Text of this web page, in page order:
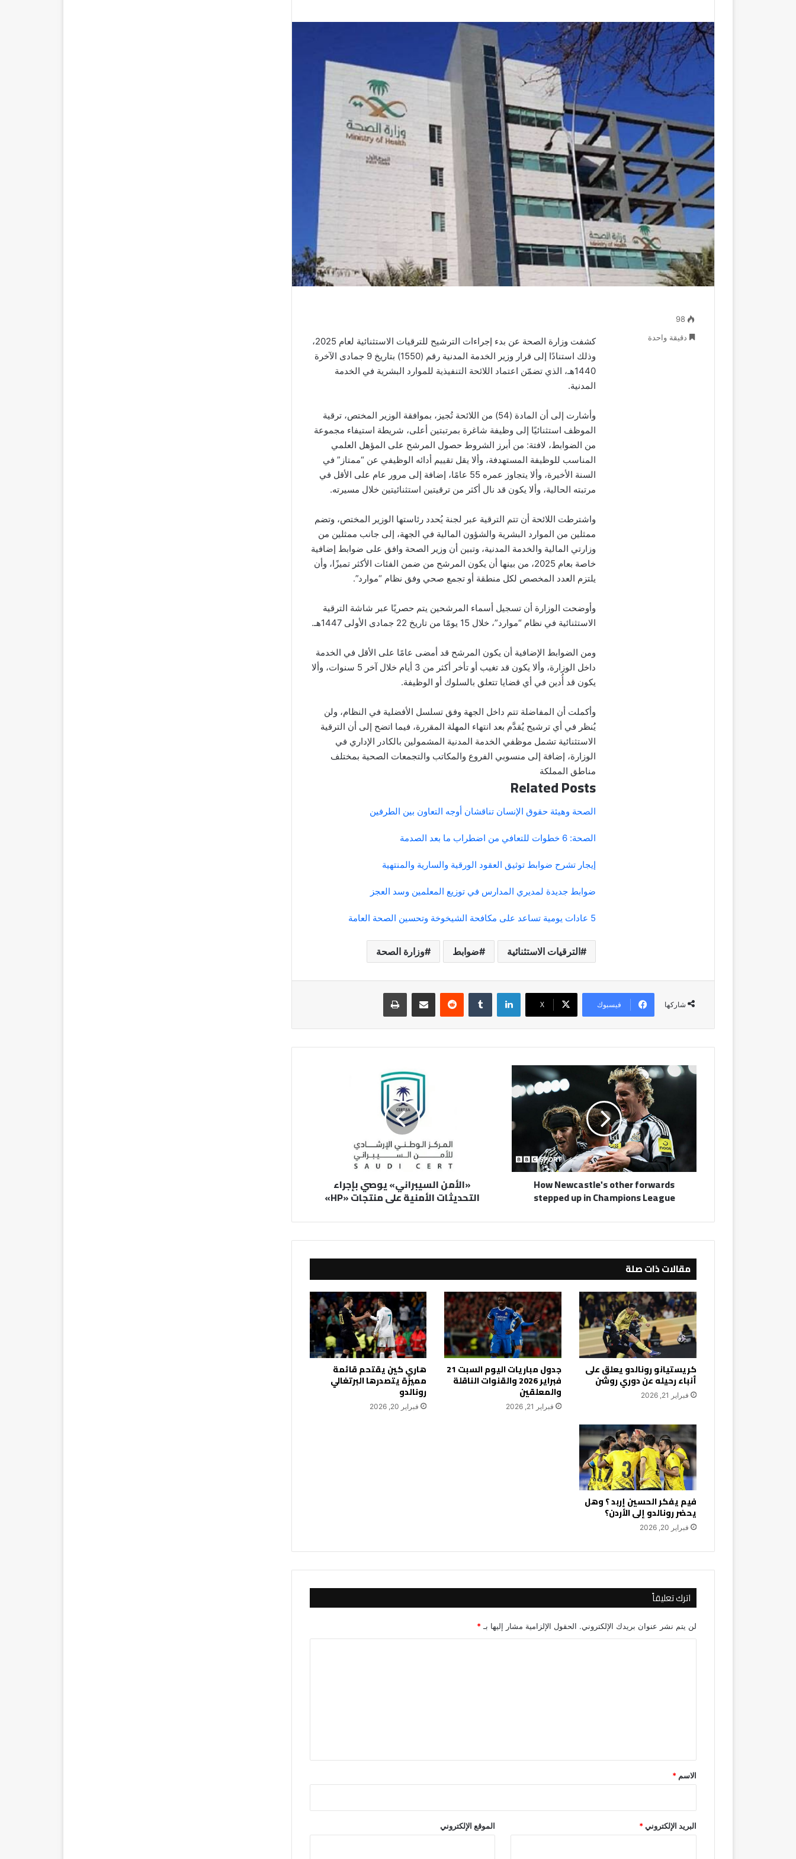
كشفت وزارة الصحة عن بدء إجراءات الترشيح للترقيات الاستثنائية لعام 2025،
وذلك استنادًا إلى قرار وزير الخدمة المدنية رقم (1550) بتاريخ 9 جمادى الآخرة
1440هـ، الذي تضمّن اعتماد اللائحة التنفيذية للموارد البشرية في الخدمة
المدنية.
وأشارت إلى أن المادة (54) من اللائحة تُجيز، بموافقة الوزير المختص، ترقية
الموظف استثنائيًا إلى وظيفة شاغرة بمرتبتين أعلى، شريطة استيفاء مجموعة
من الضوابط، لافتة: من أبرز الشروط حصول المرشح على المؤهل العلمي
المناسب للوظيفة المستهدفة، وألا يقل تقييم أدائه الوظيفي عن “ممتاز” في
السنة الأخيرة، وألا يتجاوز عمره 55 عامًا، إضافة إلى مرور عام على الأقل في
مرتبته الحالية، وألا يكون قد نال أكثر من ترقيتين استثنائيتين خلال مسيرته.
واشترطت اللائحة أن تتم الترقية عبر لجنة يُحدد رئاستها الوزير المختص، وتضم
ممثلين من الموارد البشرية والشؤون المالية في الجهة، إلى جانب ممثلين من
وزارتي المالية والخدمة المدنية، وتبين أن وزير الصحة وافق على ضوابط إضافية
خاصة بعام 2025، من بينها أن يكون المرشح من ضمن الفئات الأكثر تميزًا، وأن
يلتزم العدد المخصص لكل منطقة أو تجمع صحي وفق نظام “موارد”.
وأوضحت الوزارة أن تسجيل أسماء المرشحين يتم حصريًا عبر شاشة الترقية
الاستثنائية في نظام “موارد”، خلال 15 يومًا من تاريخ 22 جمادى الأولى 1447هـ.
ومن الضوابط الإضافية أن يكون المرشح قد أمضى عامًا على الأقل في الخدمة
داخل الوزارة، وألا يكون قد تغيب أو تأخر أكثر من 3 أيام خلال آخر 5 سنوات، وألا
يكون قد أُدين في أي قضايا تتعلق بالسلوك أو الوظيفة.
وأكملت أن المفاضلة تتم داخل الجهة وفق تسلسل الأفضلية في النظام، ولن
يُنظر في أي ترشيح يُقدَّم بعد انتهاء المهلة المقررة، فيما اتضح إلى أن الترقية
الاستثنائية تشمل موظفي الخدمة المدنية المشمولين بالكادر الإداري في
الوزارة، إضافة إلى منسوبي الفروع والمكاتب والتجمعات الصحية بمختلف
مناطق المملكة
Related Posts
الصحة وهيئة حقوق الإنسان تناقشان أوجه التعاون بين الطرفين
الصحة: 6 خطوات للتعافي من اضطراب ما بعد الصدمة
إيجار تشرح ضوابط توثيق العقود الورقية والسارية والمنتهية
ضوابط جديدة لمديري المدارس في توزيع المعلمين وسد العجز
5 عادات يومية تساعد على مكافحة الشيخوخة وتحسين الصحة العامة
الترقيات الاستثنائية ضوابط وزارة الصحة
98
دقيقة واحدة
شاركها فيسبوك ‫X
لينكدإن مشاركة عبر البريد طباعة
How
Newcastle's
Champions
League
How Newcastle's other forwards
stepped up in Champions League
«الأمن السيبراني» يوصي بإجراء
التحديثات الأمنية على منتجات «HP»
مقالات ذات صلة
كريستيانو رونالدو يعلق على
أنباء رحيله عن دوري روشن
فبراير 21, 2026
جدول مباريات اليوم السبت 21
فبراير 2026 والقنوات الناقلة
والمعلقين
فبراير 21, 2026
هاري كين يقتحم قائمة
مميزة يتصدرها البرتغالي
رونالدو
فبراير 20, 2026
فيم يفكر الحسين إربد ؟ وهل
يحضر رونالدو إلى الأردن؟
فبراير 20, 2026
اترك تعليقاً
لن يتم نشر عنوان بريدك الإلكتروني. الحقول الإلزامية مشار إليها بـ*
*
الاسم *
البريد الإلكتروني* الموقع الإلكتروني